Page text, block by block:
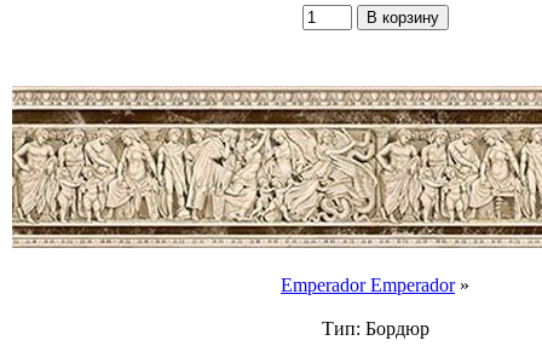
Emperador Emperador»
Тип: Бордюр